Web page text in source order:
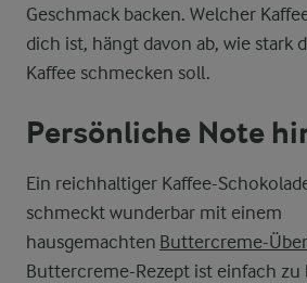
Geschmack backen. Welcher
dich ist, hängt davon ab, wie stark
Kaffee schmecken soll.
Persönliche Note
Ein reichhaltiger Kaffee-
schmeckt wunderbar mit einem
hausgemachten Buttercreme-
Buttercreme-Rezept ist einfach zu